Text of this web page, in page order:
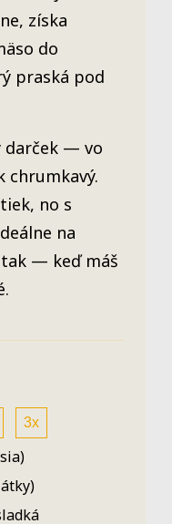
získa
do
praská pod
darček — vo
chrumkavý.
no s
na
— keď máš
3x